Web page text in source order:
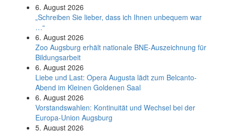
6. August 2026
„Schreiben Sie lieber, dass ich Ihnen unbequem war
…“
6. August 2026
Zoo Augsburg erhält nationale BNE-Auszeichnung für
Bildungsarbeit
6. August 2026
Liebe und Last: Opera Augusta lädt zum Belcanto-
Abend im Kleinen Goldenen Saal
6. August 2026
Vorstandswahlen: Kontinuität und Wechsel bei der
Europa-Union Augsburg
5. August 2026